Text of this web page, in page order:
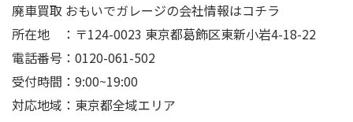
廃車買取 おもいでガレージの会社情報はコチラ
所在地 ：〒124-0023 東京都葛飾区東新小岩4-18-22
電話番号：0120-061-502
受付時間：9:00~19:00
対応地域：東京都全域エリア